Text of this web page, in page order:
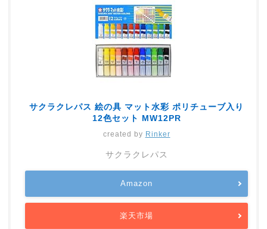
サクラクレパス 絵の具 マット水彩 ポリチューブ入り
12色セット MW12PR
created by Rinker
サクラクレパス
Amazon
楽天市場